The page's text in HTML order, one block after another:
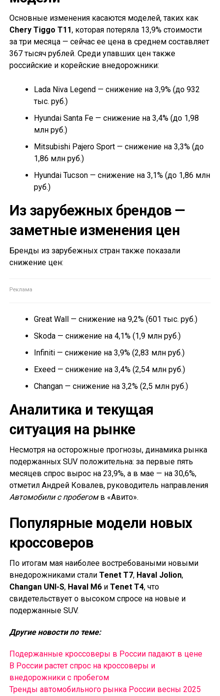
Основные изменения касаются моделей, таких как
Chery Tiggo T11, которая потеряла 13,9% стоимости
за три месяца — сейчас ее цена в среднем составляет
367 тысяч рублей. Среди упавших цен также
российские и корейские внедорожники:
Lada Niva Legend — снижение на 3,9% (до 932
тыс. руб.)
Hyundai Santa Fe — снижение на 3,4% (до 1,98
млн руб.)
Mitsubishi Pajero Sport — снижение на 3,3% (до
1,86 млн руб.)
Hyundai Tucson — снижение на 3,1% (до 1,86 млн
руб.)
Из зарубежных брендов —
заметные изменения цен
Бренды из зарубежных стран также показали
снижение цен:
Great Wall — снижение на 9,2% (601 тыс. руб.)
Skoda — снижение на 4,1% (1,9 млн руб.)
Infiniti — снижение на 3,9% (2,83 млн руб.)
Exeed — снижение на 3,4% (2,54 млн руб.)
Changan — снижение на 3,2% (2,5 млн руб.)
Аналитика и текущая
ситуация на рынке
Несмотря на осторожные прогнозы, динамика рынка
подержанных SUV положительна: за первые пять
месяцев спрос вырос на 23,9%, а в мае — на 30,6%,
отметил Андрей Ковалев, руководитель направления
Автомобили с пробегомв «Авито».
Популярные модели новых
кроссоверов
По итогам мая наиболее востребоваными новыми
внедорожниками стали Tenet T7, Haval Jolion,
Changan UNI-S, Haval M6и Tenet T4, что
свидетельствует о высоком спросе на новые и
подержанные SUV.
Другие новости по теме:
Подержанные кроссоверы в России падают в цене
В России растет спрос на кроссоверы и
внедорожники с пробегом
Тренды автомобильного рынка России весны 2025